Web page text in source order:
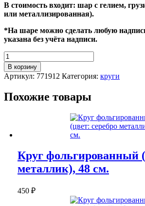
В стоимость входит: шар с гелием,
или металлизированная).
*На шаре можно сделать любую
указана без учёта надписи.
Количество
Круг
фольгированный
(цвет:
металлик),
В корзину
Артикул: 771912 Категория: круги
Похожие товары
Круг фольгированный
металлик), 48 см.
450 ₽